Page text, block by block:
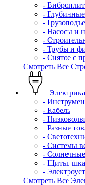
-
-
-
- Насосы и
-
- Трубы и
- Снятое с
Смотреть Все
Электрика
-
- Кабель
-
- Разные
-
- Системы
-
- Щиты,
-
Смотреть Все